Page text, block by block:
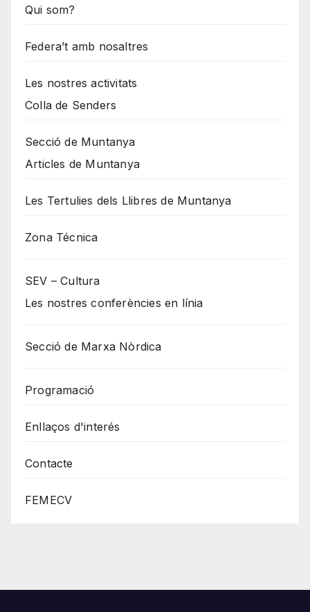
Qui som?
Federa’t amb nosaltres
Les nostres activitats
Colla de Senders
Secció de Muntanya
Articles de Muntanya
Les Tertulies dels Llibres de Muntanya
Zona Técnica
SEV – Cultura
Les nostres conferències en línia
Secció de Marxa Nòrdica
Programació
Enllaços d'interés
Contacte
FEMECV